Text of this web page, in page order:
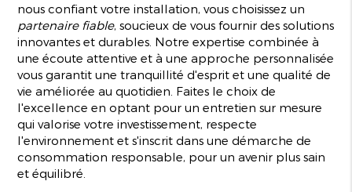
nous confiant votre installation, vous choisissez un
partenaire fiable, soucieux de vous fournir des solutions
innovantes et durables. Notre expertise combinée à
une écoute attentive et à une approche personnalisée
vous garantit une tranquillité d'esprit et une qualité de
vie améliorée au quotidien. Faites le choix de
l'excellence en optant pour un entretien sur mesure
qui valorise votre investissement, respecte
l'environnement et s'inscrit dans une démarche de
consommation responsable, pour un avenir plus sain
et équilibré.